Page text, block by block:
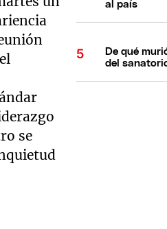
se
al país
De qué
del